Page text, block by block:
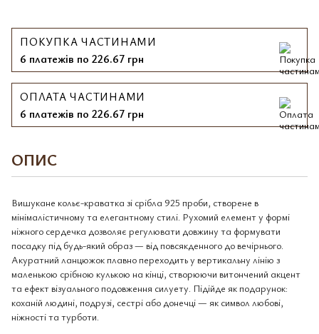
ПОКУПКА ЧАСТИНАМИ
6 платежів по 226.67 грн
ОПЛАТА ЧАСТИНАМИ
6 платежів по 226.67 грн
ОПИС
Вишукане кольє-краватка зі срібла 925 проби, створене в
мінімалістичному та елегантному стилі. Рухомий елемент у формі
ніжного сердечка дозволяє регулювати довжину та формувати
посадку під будь-який образ — від повсякденного до вечірнього.
Акуратний ланцюжок плавно переходить у вертикальну лінію з
маленькою срібною кулькою на кінці, створюючи витончений акцент
та ефект візуального подовження силуету. Підійде як подарунок:
коханій людині, подрузі, сестрі або донечці — як символ любові,
ніжності та турботи.